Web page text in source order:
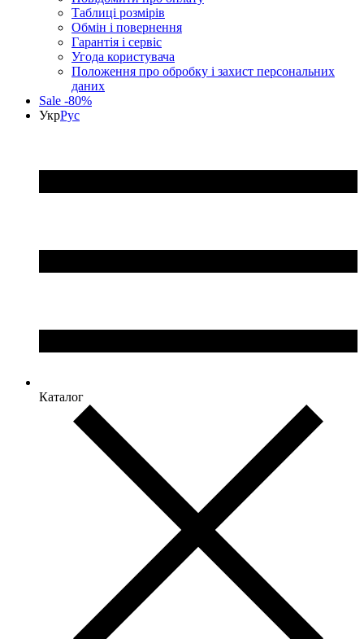
Таблиці розмірів
Обмін і повернення
Гарантія і сервіс
Угода користувача
Положення про обробку і захист персональних
даних
Sale -80%
УкрРус
Каталог